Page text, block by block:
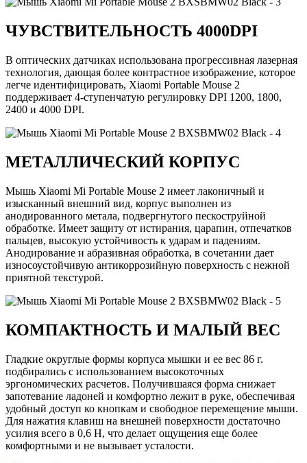
ЧУВСТВИТЕЛЬНОСТЬ 4000DPI
В оптических датчиках использована прогрессивная лазерная
технология, дающая более контрастное изображение, которое
легче идентифицировать, Xiaomi Portable Mouse 2
поддерживает 4-ступенчатую регулировку DPI 1200, 1800,
2400 и 4000 DPI.
МЕТАЛЛИЧЕСКИЙ КОРПУС
Мышь Xiaomi Mi Portable Mouse 2 имеет лаконичный и
изысканный внешний вид, корпус выполнен из
анодированного метала, подвергнутого пескоструйной
обработке. Имеет защиту от истирания, царапин, отпечатков
пальцев, высокую устойчивость к ударам и падениям.
Анодирование и абразивная обработка, в сочетании дает
износоустойчивую антикоррозийную поверхность с нежной
приятной текстурой.
КОМПАКТНОСТЬ И МАЛЫЙ ВЕС
Гладкие округлые формы корпуса мышки и ее вес 86 г.
подбирались с использованием высокоточных
эргономических расчетов. Получившаяся форма снижает
запотевание ладоней и комфортно лежит в руке, обеспечивая
удобный доступ ко кнопкам и свободное перемещение мыши.
Для нажатия клавиш на внешней поверхности достаточно
усилия всего в 0,6 Н, что делает ощущения еще более
комфортными и не вызывает усталости.